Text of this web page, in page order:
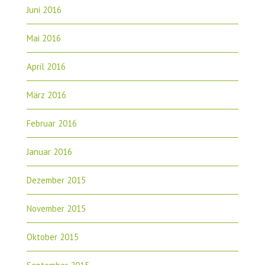
Juni 2016
Mai 2016
April 2016
März 2016
Februar 2016
Januar 2016
Dezember 2015
November 2015
Oktober 2015